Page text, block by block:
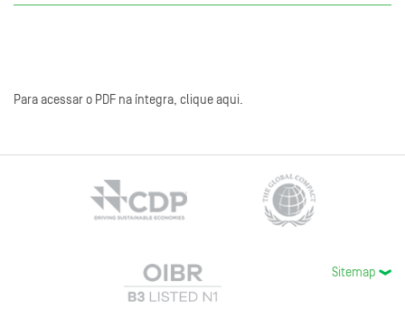
Para acessar o PDF na íntegra, clique aqui.
Sitemap